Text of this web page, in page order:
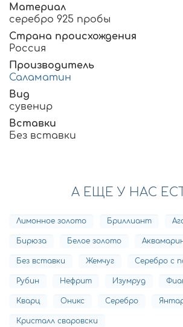
Материал
серебро 925 пробы
Страна происхождения
Россия
Производитель
Саламатин
Вид
сувенир
Вставки
Без вставки
А ЕЩЕ У НАС
Лимонное золото Бриллиант
Бирюза Белое золото
Без вставки Жемчуг Серебро с
Рубин Нефрит Изумруд
Кварц Оникс Серебро
Кристалл сваровски